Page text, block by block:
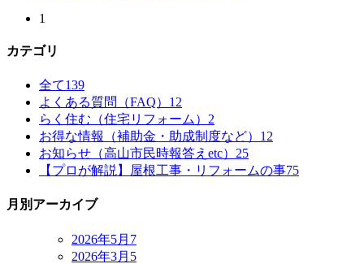
1
カテゴリ
全て139
よくある質問（FAQ） 12
らく住む（住宅リフォーム） 2
お得な情報（補助金・助成制度など） 12
お知らせ（高山市民時報答えetc） 25
【プロが解説】屋根工事・リフォームの事75
月別アーカイブ
2026年5月 7
2026年3月 5